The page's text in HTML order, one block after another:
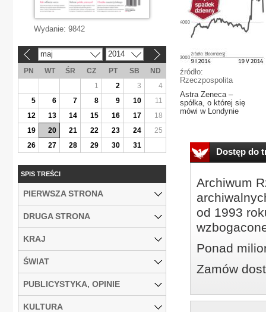
źródło:
Rzeczpospolita
Astra Zeneca –
spółka, o której się
mówi w Londynie
Dostęp do
Archiwum
od 1993
Ponad
Zamów
Wydanie: 9842
maj 2014
PN WT ŚR CZ PT SB
ND
1
2 3
4
5
6 7 8 9 10
11
12
13 14 15 16 17
18
19
20 21 22 23 24
25
26
27 28 29 30 31
SPIS TREŚCI
PIERWSZA STRONA
DRUGA STRONA
KRAJ
ŚWIAT
PUBLICYSTYKA, OPINIE
KULTURA